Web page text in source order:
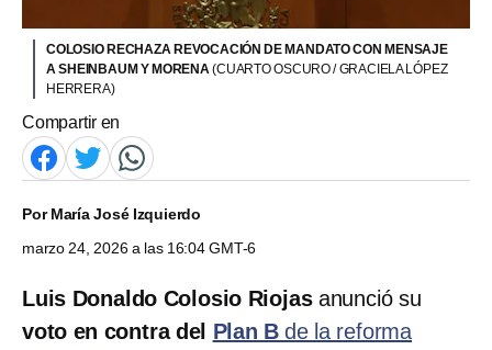
COLOSIO RECHAZA REVOCACIÓN DE MANDATO CON MENSAJE
A SHEINBAUM Y MORENA(CUARTO OSCURO / GRACIELA LÓPEZ
HERRERA)
Compartir en
PorMaría José Izquierdo
marzo 24, 2026 a las 16:04 GMT-6
Luis Donaldo Colosio Riojasanunció su
voto en contra del Plan B de la reforma